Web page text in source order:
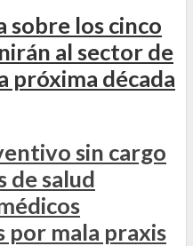
sobre los cinco
al sector de
próxima década
sin cargo
de salud
por mala praxis